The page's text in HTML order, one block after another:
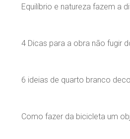
Equilíbrio e natureza fazem a
4 Dicas para a obra não fugir
6 ideias de quarto branco
Como fazer da bicicleta um